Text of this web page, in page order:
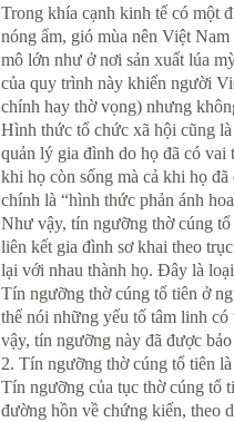
Trong khía cạnh kinh tế có một
nóng ẩm, gió mùa nên Việt
mô lớn như ở nơi sản xuất lúa
của quy trình này khiến người
chính hay thờ vọng) nhưng
Hình thức tổ chức xã hội cũng
quản lý gia đình do họ đã có vai
khi họ còn sống mà cả khi họ
chính là “hình thức phản ánh
Như vậy, tín ngưỡng thờ cúng
liên kết gia đình sơ khai theo
lại với nhau thành họ. Đây là
Tín ngưỡng thờ cúng tổ tiên ở
thể nói những yếu tố tâm linh
vậy, tín ngưỡng này đã được
2. Tín ngưỡng thờ cúng tổ tiên
Tín ngưỡng của tục thờ cúng tổ
đường hồn về chứng kiến, theo